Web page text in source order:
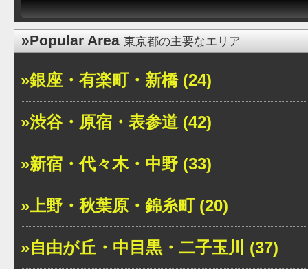
»Popular Area東京都の主要なエリア
»銀座・有楽町・新橋 (24)
»渋谷・原宿・表参道 (42)
»新宿・代々木・中野 (33)
»上野・秋葉原・錦糸町 (20)
»自由が丘・中目黒・二子玉川 (37)